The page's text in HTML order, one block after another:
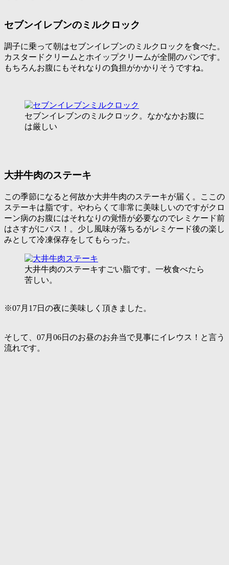
セブンイレブンのミルクロック
調子に乗って朝はセブンイレブンのミルクロックを食べた。
カスタードクリームとホイップクリームが全開のパンです。
もちろんお腹にもそれなりの負担がかかりそうですね。
セブンイレブンのミルクロック。なかなかお腹に
は厳しい
大井牛肉のステーキ
この季節になると何故か大井牛肉のステーキが届く。ここの
ステーキは脂です。やわらくて非常に美味しいのですがクロ
ーン病のお腹にはそれなりの覚悟が必要なのでレミケード前
はさすがにパス！。少し風味が落ちるがレミケード後の楽し
みとして冷凍保存をしてもらった。
大井牛肉のステーキすごい脂です。一枚食べたら
苦しい。
※07月17日の夜に美味しく頂きました。
そして、07月06日のお昼のお弁当で見事にイレウス！と言う
流れです。